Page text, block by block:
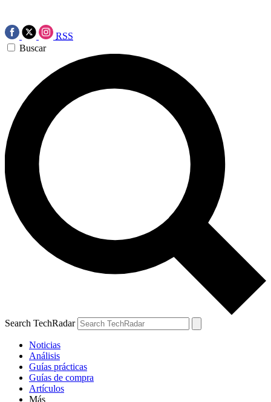
RSS
Buscar
Search TechRadar
Noticias
Análisis
Guías prácticas
Guías de compra
Artículos
Más